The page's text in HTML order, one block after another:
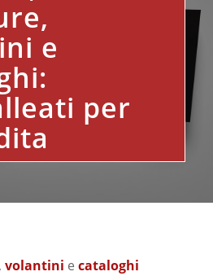
e
per
volantini e cataloghi